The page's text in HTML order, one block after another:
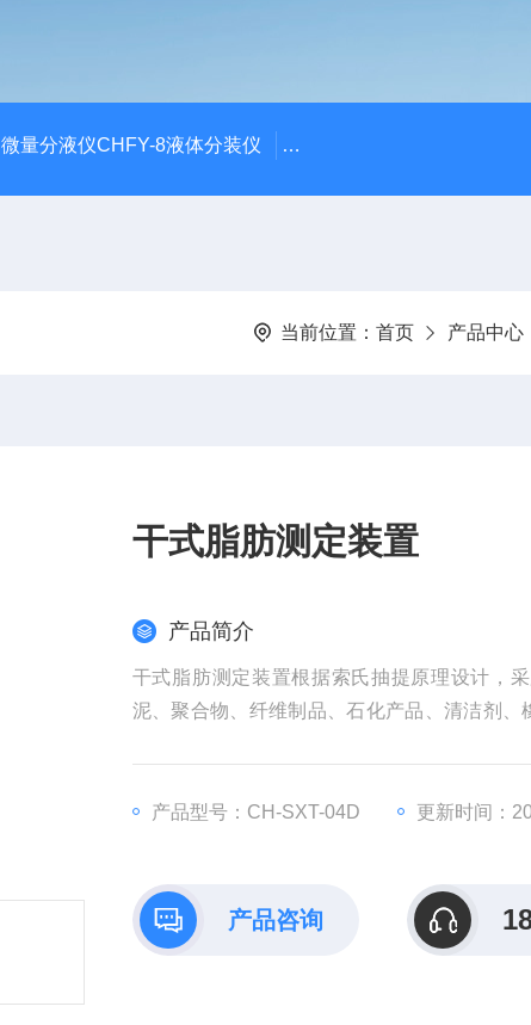
微量分液仪CHFY-8液体分装仪 全自动放射性水样蒸发浓缩
当前位置： 首页 产品中心
干式脂肪测定装置
产品简介
干式脂肪测定装置根据索氏抽提原理设计，
泥、聚合物、纤维制品、石化产品、清洁剂
产品型号：CH-SXT-04D 更新时间：
产品咨询